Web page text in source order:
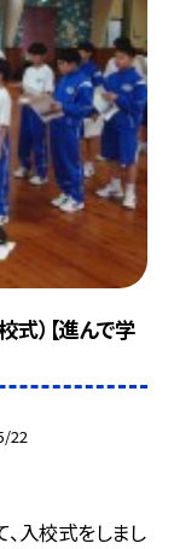
）【進んで学
22
入校式をしまし